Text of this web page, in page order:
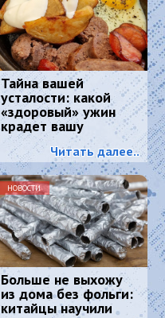
Тайна вашей
усталости: какой
«здоровый» ужин
крадет вашу
энергию и красоту
Читать далее..
НОВОСТИ
Больше не выхожу
из дома без фольги:
китайцы научили